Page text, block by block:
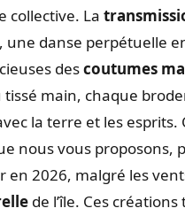
collective. La
danse perpétuelle
descoutumes
main, chaque
la terre et les esprits.
nous vous proposons,
en 2026, malgré les
de l’île. Ces